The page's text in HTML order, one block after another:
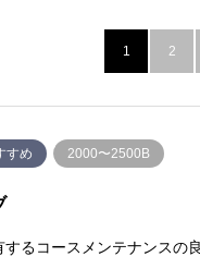
1 2
すめ 2000〜2500B
るコースメンテナンスの